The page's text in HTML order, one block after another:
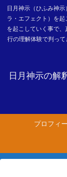
日月神示（ひふみ神
ラ・エフェクト）を
を起こしていく事で、
行の理解体験で判っ
日月神示の解
プロフィ